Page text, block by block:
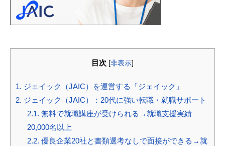
目次 [非表示]
1. ジェイック（JAIC）を運営する「ジェイック」
2. ジェイック（JAIC）：20代に強い転職・就職サポート
2.1. 無料で就職講座が受けられる→就職支援実績
20,000名以上
2.2. 優良企業20社と書類選考なしで面接ができる→就